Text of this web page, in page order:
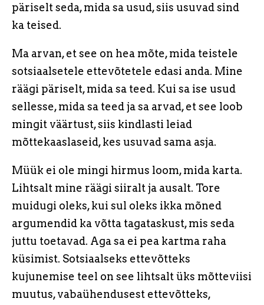
päriselt seda, mida sa usud, siis usuvad sind
ka teised.
Ma arvan, et see on hea mõte, mida teistele
sotsiaalsetele ettevõtetele edasi anda. Mine
räägi päriselt, mida sa teed. Kui sa ise usud
sellesse, mida sa teed ja sa arvad, et see loob
mingit väärtust, siis kindlasti leiad
mõttekaaslaseid, kes usuvad sama asja.
Müük ei ole mingi hirmus loom, mida karta.
Lihtsalt mine räägi siiralt ja ausalt. Tore
muidugi oleks, kui sul oleks ikka mõned
argumendid ka võtta tagataskust, mis seda
juttu toetavad. Aga sa ei pea kartma raha
küsimist. Sotsiaalseks ettevõtteks
kujunemise teel on see lihtsalt üks mõtteviisi
muutus, vabaühendusest ettevõtteks,